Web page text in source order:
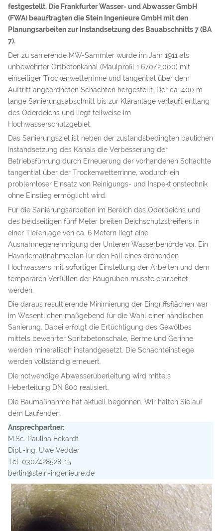
festgestellt. Die Frankfurter Wasser- und Abwasser GmbH
(FWA) beauftragten die Stein Ingenieure GmbH mit den
Planungsarbeiten zur Instandsetzung des Bauabschnitts 7 (BA
7).
Der zu sanierende MW-Sammler wurde im Jahr 1911 als
unbewehrter Ortbetonkanal (Maulprofil 1.670/2.000) mit
einseitiger Trockenwetterrinne und tangential über dem
Auftritt angeordneten Schächten hergestellt. Der ca. 400 m
lange Sanierungsabschnitt bis zur Kläranlage verläuft entlang
des Oderdeichs und liegt teilweise im
Hochwasserschutzgebiet.
Das Sanierungsziel ist neben der zustandsbedingten baulichen
Instandsetzung des Kanals die Verbesserung der
Betriebsführung durch Erneuerung der vorhandenen Schächte
tangential über der Trockenwetterrinne, wodurch ein
problemloser Einsatz von Reinigungs- und Inspektionstechnik
ohne Einstieg ermöglicht wird.
Für die Sanierungsarbeiten im Bereich des Oderdeichs und
des beidseitigen fünf Meter breiten Deichschutzstreifens in
einer Tiefenlage von ca. 6 Metern liegt eine
Ausnahmegenehmigung der Unteren Wasserbehörde vor. Ein
Havariemaßnahmeplan für den Fall eines drohenden
Hochwassers mit sofortiger Einstellung der Arbeiten und dem
temporären Verfüllen der Baugruben musste erarbeitet
werden.
Die daraus resultierende Minimierung der Eingriffsflächen war
im Wesentlichen maßgebend für die Wahl einer händischen
Sanierung. Dabei erfolgt die Ertüchtigung des Gewölbes
mittels bewehrter Spritzbetonschale, Berme und Gerinne
werden mineralisch instandgesetzt. Die Schachteinstiege
werden vollständig erneuert.
Die notwendige Abwasserüberleitung wird mittels
Heberleitung DN 800 realisiert.
Die Baumaßnahme hat aktuell begonnen. Wir halten Sie auf
dem Laufenden.
Ansprechpartner:
M.Sc. Paulina Eckardt
Dipl.-Ing. Uwe Vedder
Tel. 030/428528-15
berlin@stein-ingenieure.de